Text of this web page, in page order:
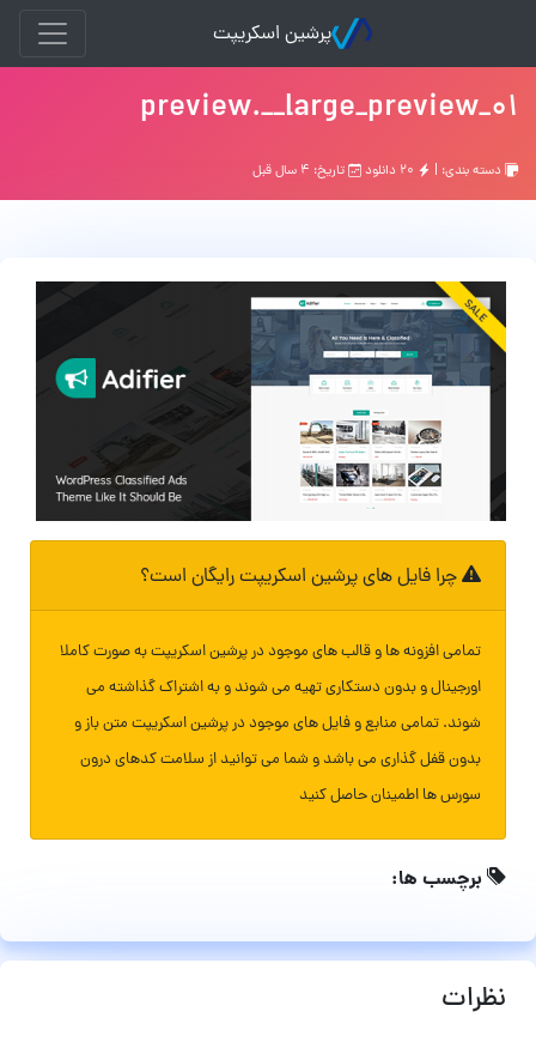
پرشین اسکریپت
01_preview.__large_preview
دسته بندی: | تاریخ: ۴ سال قبل
چرا فایل های پرشین اسکریپت رایگان است؟
تمامی افزونه ها و قالب های موجود در پرشین اسکریپت به صورت کاملا
اورجینال و بدون دستکاری تهیه می شوند و به اشتراک گذاشته می
شوند. تمامی منابع و فایل های موجود در پرشین اسکریپت متن باز و
بدون قفل گذاری می باشد و شما می توانید از سلامت کدهای درون
سورس ها اطمینان حاصل کنید
برچسب ها:
نظرات